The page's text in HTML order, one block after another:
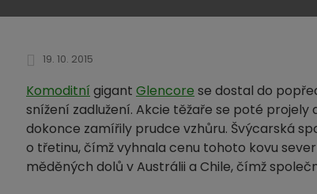
19. 10. 2015
Komoditní gigant Glencore se dostal do
snížení zadlužení. Akcie těžaře se poté
dokonce zamířily prudce vzhůru. Švýcarská
o třetinu, čímž vyhnala cenu tohoto kovu
měděných dolů v Austrálii a Chile, čímž